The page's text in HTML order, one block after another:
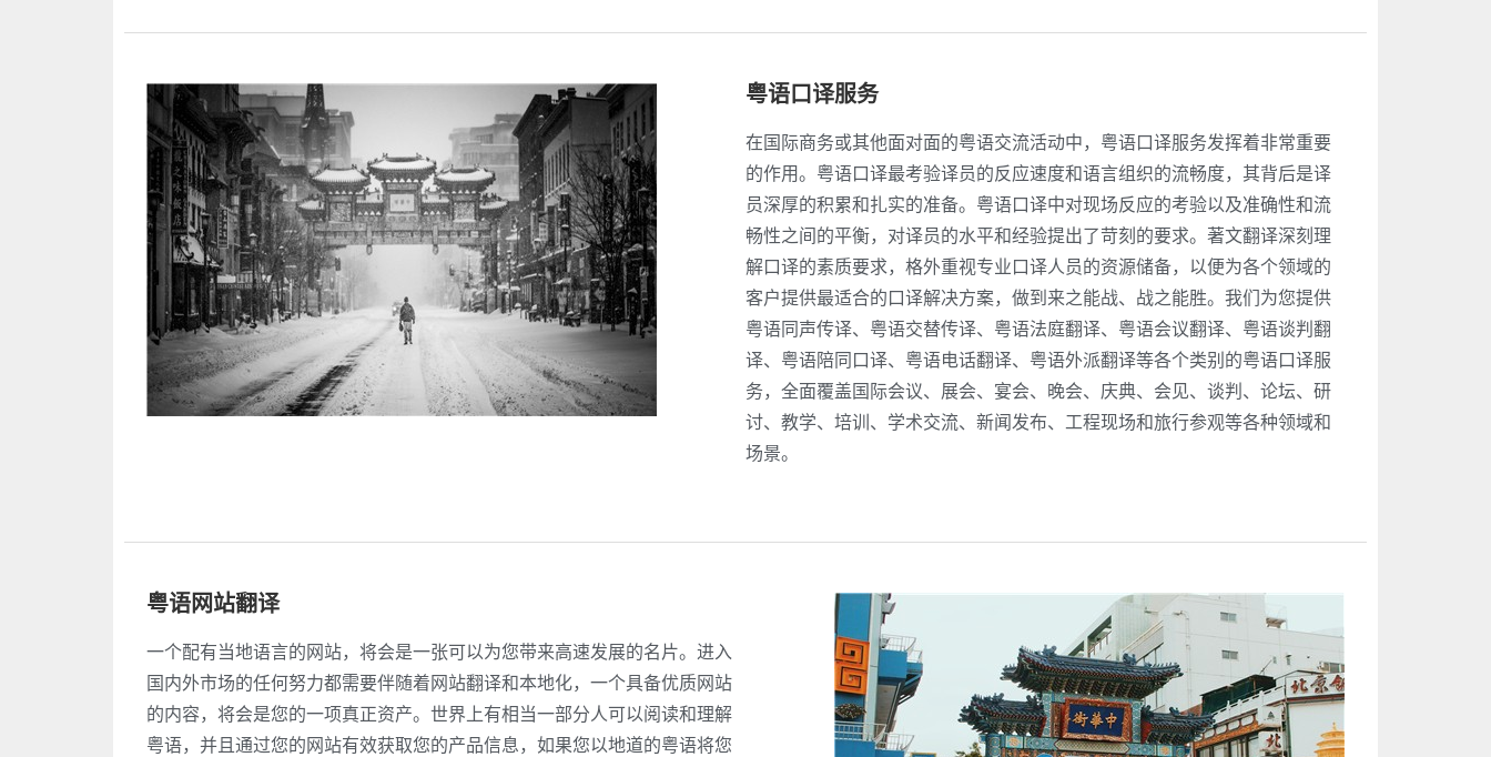
粤语口译服务
在国际商务或其他面对面的粤语交流活动中，粤语口译服务发挥着非常重要
的作用。粤语口译最考验译员的反应速度和语言组织的流畅度，其背后是译
员深厚的积累和扎实的准备。粤语口译中对现场反应的考验以及准确性和流
畅性之间的平衡，对译员的水平和经验提出了苛刻的要求。著文翻译深刻理
解口译的素质要求，格外重视专业口译人员的资源储备，以便为各个领域的
客户提供最适合的口译解决方案，做到来之能战、战之能胜。我们为您提供
粤语同声传译、粤语交替传译、粤语法庭翻译、粤语会议翻译、粤语谈判翻
译、粤语陪同口译、粤语电话翻译、粤语外派翻译等各个类别的粤语口译服
务，全面覆盖国际会议、展会、宴会、晚会、庆典、会见、谈判、论坛、研
讨、教学、培训、学术交流、新闻发布、工程现场和旅行参观等各种领域和
场景。
粤语网站翻译
一个配有当地语言的网站，将会是一张可以为您带来高速发展的名片。进入
国内外市场的任何努力都需要伴随着网站翻译和本地化，一个具备优质网站
的内容，将会是您的一项真正资产。世界上有相当一部分人可以阅读和理解
粤语，并且通过您的网站有效获取您的产品信息，如果您以地道的粤语将您